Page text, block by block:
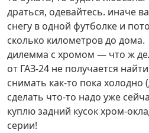
драться, одевайтесь. иначе
снегу в одной футболке и
сколько километров до дома.
дилемма с хромом — что ж
от ГАЗ-24 не получается
снимать как-то пока холодно
сделать что-то надо уже
куплю задний кусок хром-
серии!